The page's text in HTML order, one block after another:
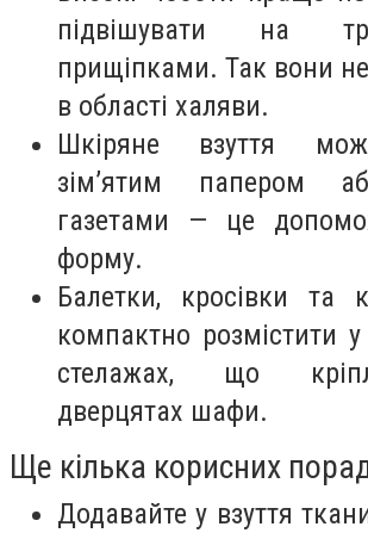
підвішувати на
прищіпками. Так вони
в області халяви.
Шкіряне взуття
зім’ятим папером
газетами — це
форму.
Балетки, кросівки та
компактно розмістити
стелажах, що
дверцятах шафи.
Ще кілька корисних
Додавайте у взуття